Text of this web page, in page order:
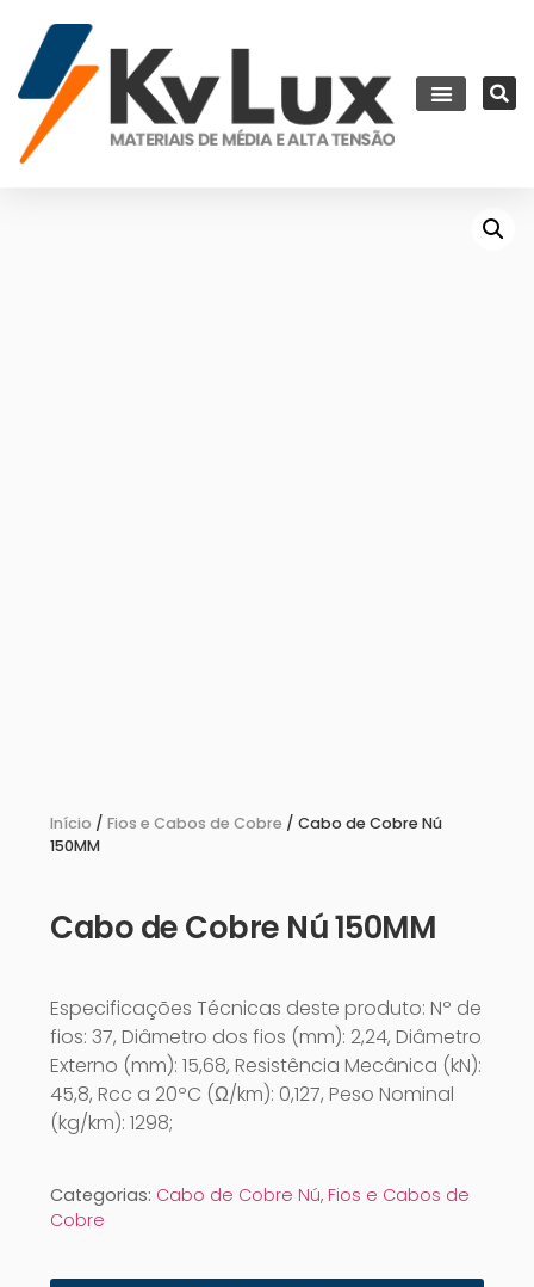
Início / Fios e Cabos de Cobre / Cabo de Cobre Nú
150MM
Cabo de Cobre Nú 150MM
Especificações Técnicas deste produto: Nº de
fios: 37, Diâmetro dos fios (mm): 2,24, Diâmetro
Externo (mm): 15,68, Resistência Mecânica (kN):
45,8, Rcc a 20ºC (Ω/km): 0,127, Peso Nominal
(kg/km): 1298;
Categorias: Cabo de Cobre Nú, Fios e Cabos de
Cobre